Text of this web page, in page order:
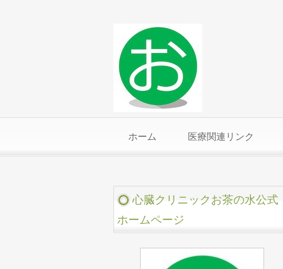
ホーム 医療関連リンク
心臓クリニックお茶の水公式
ホームページ